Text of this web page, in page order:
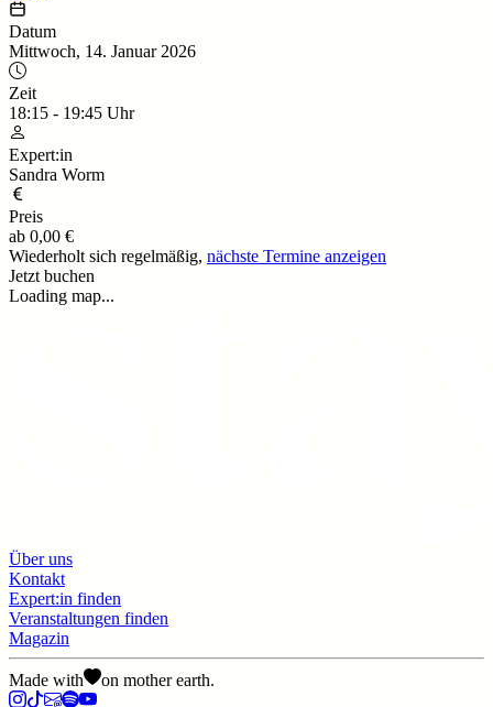
Datum
Mittwoch, 14. Januar 2026
Zeit
18:15 - 19:45 Uhr
Expert:in
Sandra Worm
Preis
ab 0,00 €
Wiederholt sich regelmäßig, nächste Termine anzeigen
Jetzt buchen
Loading map...
Über uns
Kontakt
Expert:in finden
Veranstaltungen finden
Magazin
Made with on mother earth.